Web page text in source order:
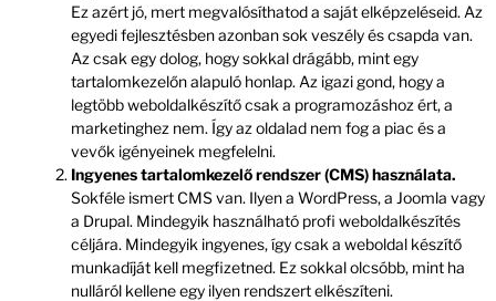
Ez azért jó, mert megvalósíthatod a saját elképzeléseid. Az
egyedi fejlesztésben azonban sok veszély és csapda van.
Az csak egy dolog, hogy sokkal drágább, mint egy
tartalomkezelőn alapuló honlap. Az igazi gond, hogy a
legtöbb weboldalkészítő csak a programozáshoz ért, a
marketinghez nem. Így az oldalad nem fog a piac és a
vevők igényeinek megfelelni.
Ingyenes tartalomkezelő rendszer (CMS) használata.
Sokféle ismert CMS van. Ilyen a WordPress, a Joomla vagy
a Drupal. Mindegyik használható profi weboldalkészítés
céljára. Mindegyik ingyenes, így csak a weboldal készítő
munkadíját kell megfizetned. Ez sokkal olcsóbb, mint ha
nulláról kellene egy ilyen rendszert elkészíteni.